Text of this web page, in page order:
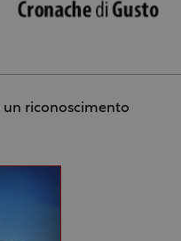
un riconoscimento